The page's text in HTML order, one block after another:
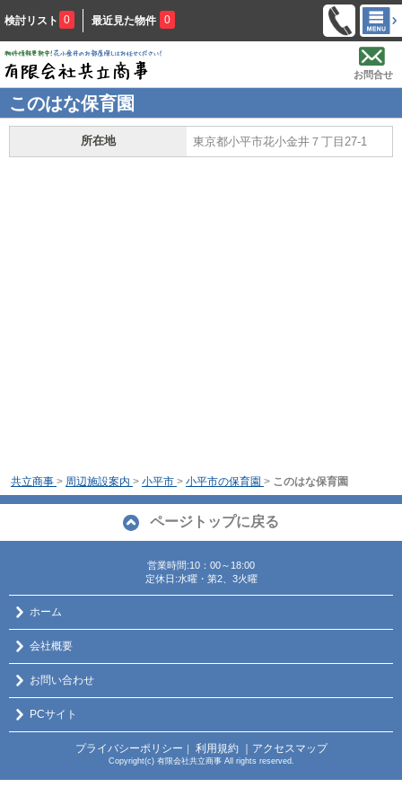
検討リスト 0 最近見た物件 0
お問合せ
このはな保育園
所在地 東京都小平市花小金井７丁目27-1
共立商事 > 周辺施設案内 > 小平市 > 小平市の保育園 > このはな保育園
ページトップに戻る
営業時間:10：00～18:00
定休日:水曜・第2、3火曜
ホーム
会社概要
お問い合わせ
PCサイト
プライバシーポリシー ｜ 利用規約 ｜アクセスマップ
Copyright(c) 有限会社共立商事 All rights reserved.